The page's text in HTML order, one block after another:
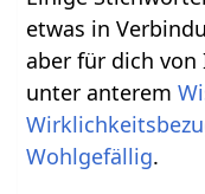
etwas in
aber für dich von
unter anterem
.